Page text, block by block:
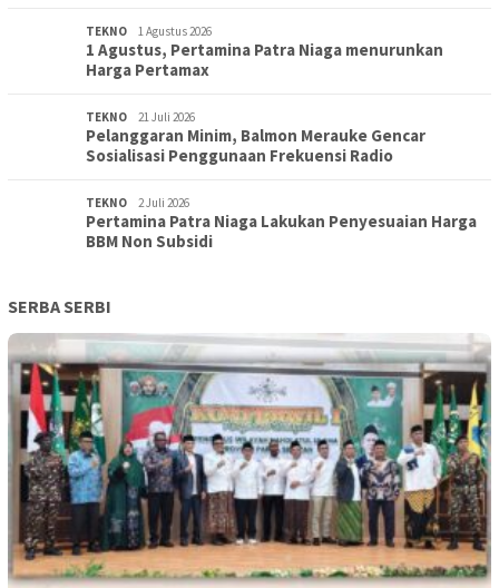
TEKNO 1 Agustus 2026
1 Agustus, Pertamina Patra Niaga menurunkan
Harga Pertamax
TEKNO 21 Juli 2026
Pelanggaran Minim, Balmon Merauke Gencar
Sosialisasi Penggunaan Frekuensi Radio
TEKNO 2 Juli 2026
Pertamina Patra Niaga Lakukan Penyesuaian Harga
BBM Non Subsidi
SERBA SERBI